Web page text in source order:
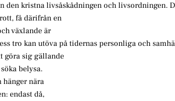
kristna livsåskådningen och livsordningen.
få därifrån en
växlande är
tro kan utöva på tidernas personliga och
göra sig gällande
belysa.
hänger nära
endast då,